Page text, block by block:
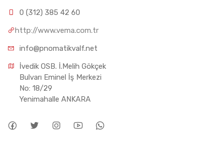
0 (312) 385 42 60
http://www.vema.com.tr
info@pnomatikvalf.net
İvedik OSB. İ.Melih Gökçek
Bulvarı Eminel İş Merkezi
No: 18/29
Yenimahalle ANKARA